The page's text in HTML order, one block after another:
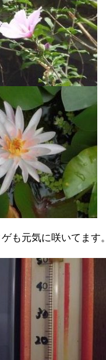
も元気に咲いてます。